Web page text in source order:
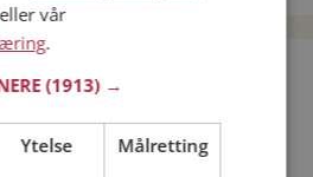
gratis!
Mann Kvinne
vår
.
(1913) →
Ytelse Målretting